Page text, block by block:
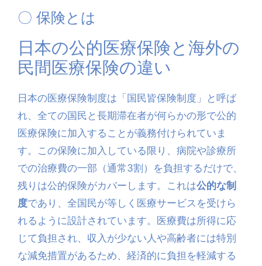
〇 保険とは
日本の公的医療保険と海外の
民間医療保険の違い
日本の医療保険制度は「国民皆保険制度」と呼ば
れ、全ての国民と長期滞在者が何らかの形で公的
医療保険に加入することが義務付けられていま
す。この保険に加入している限り、病院や診療所
での治療費の一部（通常3割）を負担するだけで、
残りは公的保険がカバーします。これは公的な制
度であり、全国民が等しく医療サービスを受けら
れるように設計されています。医療費は所得に応
じて負担され、収入が少ない人や高齢者には特別
な減免措置があるため、経済的に負担を軽減する